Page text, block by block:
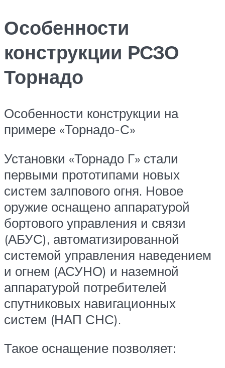
Особенности
конструкции РСЗО
Торнадо
Особенности конструкции на
примере «Торнадо-С»
Установки «Торнадо Г» стали
первыми прототипами новых
систем залпового огня. Новое
оружие оснащено аппаратурой
бортового управления и связи
(АБУС), автоматизированной
системой управления наведением
и огнем (АСУНО) и наземной
аппаратурой потребителей
спутниковых навигационных
систем (НАП СНС).
Такое оснащение позволяет: